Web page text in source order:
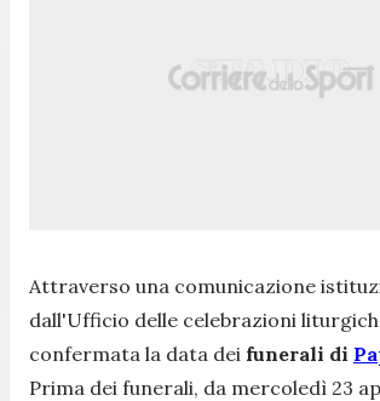
Attraverso una comunicazione
dall'Ufficio delle celebrazioni
confermata la data dei funerali di
Prima dei funerali, da mercoledì 23